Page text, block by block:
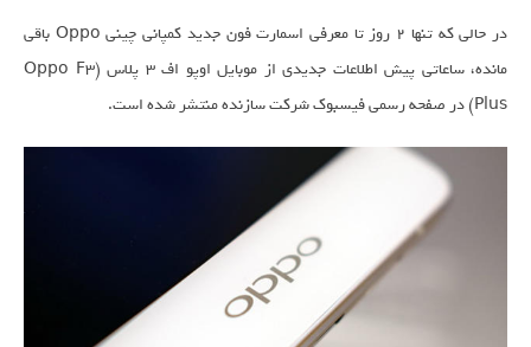
در حالی که تنها 2 روز تا معرفی اسمارت فون جدید کمپانی چینی Oppo باقی
مانده، ساعاتی پیش اطلاعات جدیدی از موبایل اوپو اف 3 پلاس (Oppo F3
Plus) در صفحه رسمی فیسبوک شرکت سازنده منتشر شده است.